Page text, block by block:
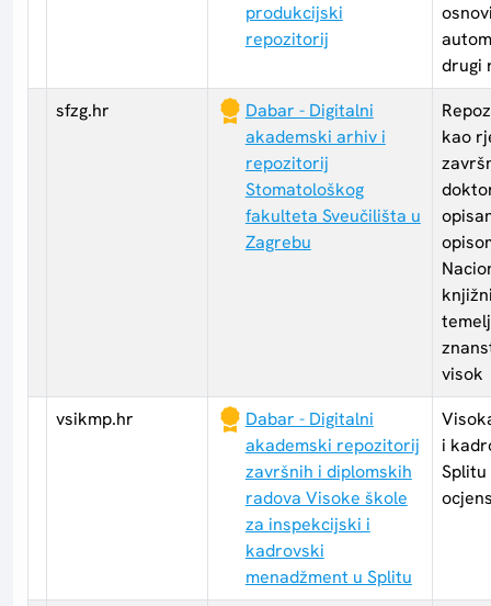
produkcijski
repozitorij
drugi
sfzg.hr
Dabar - Digitalni
akademski arhiv i
repozitorij
Stomatološkog
fakulteta Sveučilišta u
Zagrebu
kao
visok
vsikmp.hr
Dabar - Digitalni
akademski repozitorij
završnih i diplomskih
radova Visoke škole
za inspekcijski i
kadrovski
menadžment u Splitu
i